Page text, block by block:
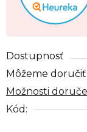
Dostupnosť
Môžeme doručiť
Možnosti
Kód: